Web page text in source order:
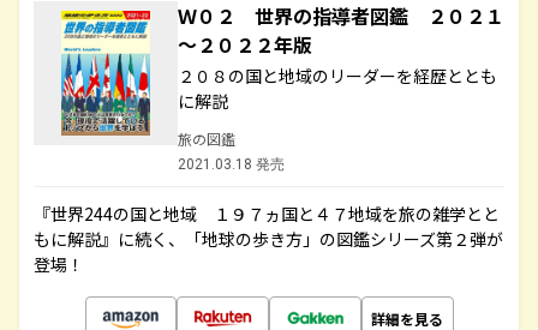
Ｗ０２ 世界の指導者図鑑 ２０２１
～２０２２年版
２０８の国と地域のリーダーを経歴ととも
に解説
旅の図鑑
2021.03.18 発売
『世界244の国と地域 １９７ヵ国と４７地域を旅の雑学とと
もに解説』に続く、「地球の歩き方」の図鑑シリーズ第２弾が
登場！
詳細を見る